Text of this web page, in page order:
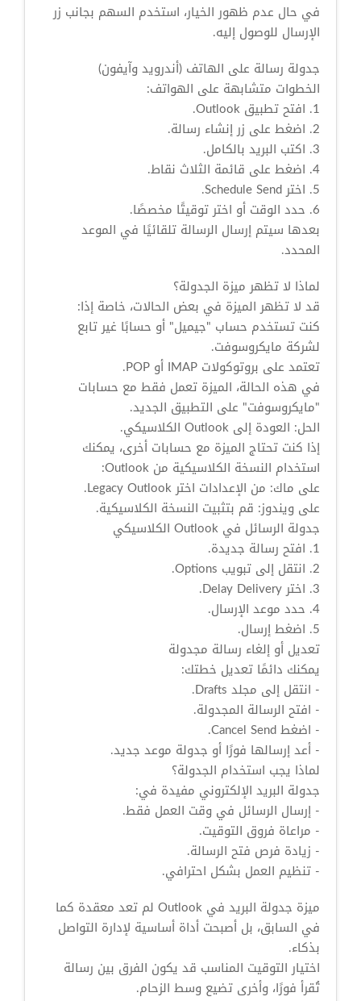
في حال عدم ظهور الخيار، استخدم السهم بجانب زر
الإرسال للوصول إليه.
جدولة رسالة على الهاتف (أندرويد وآيفون)
الخطوات متشابهة على الهواتف:
1. افتح تطبيق Outlook.
2. اضغط على زر إنشاء رسالة.
3. اكتب البريد بالكامل.
4. اضغط على قائمة الثلاث نقاط.
5. اختر Schedule Send.
6. حدد الوقت أو اختر توقيتًا مخصصًا.
بعدها سيتم إرسال الرسالة تلقائيًا في الموعد
المحدد.
لماذا لا تظهر ميزة الجدولة؟
قد لا تظهر الميزة في بعض الحالات، خاصة إذا:
كنت تستخدم حساب "جيميل" أو حسابًا غير تابع
لشركة مايكروسوفت.
تعتمد على بروتوكولات IMAP أو POP.
في هذه الحالة، الميزة تعمل فقط مع حسابات
"مايكروسوفت" على التطبيق الجديد.
الحل: العودة إلى Outlook الكلاسيكي.
إذا كنت تحتاج الميزة مع حسابات أخرى، يمكنك
استخدام النسخة الكلاسيكية من Outlook:
على ماك: من الإعدادات اختر Legacy Outlook.
على ويندوز: قم بتثبيت النسخة الكلاسيكية.
جدولة الرسائل في Outlook الكلاسيكي
1. افتح رسالة جديدة.
2. انتقل إلى تبويب Options.
3. اختر Delay Delivery.
4. حدد موعد الإرسال.
5. اضغط إرسال.
تعديل أو إلغاء رسالة مجدولة
يمكنك دائمًا تعديل خطتك:
- انتقل إلى مجلد Drafts.
- افتح الرسالة المجدولة.
- اضغط Cancel Send.
- أعد إرسالها فورًا أو جدولة موعد جديد.
لماذا يجب استخدام الجدولة؟
جدولة البريد الإلكتروني مفيدة في:
- إرسال الرسائل في وقت العمل فقط.
- مراعاة فروق التوقيت.
- زيادة فرص فتح الرسالة.
- تنظيم العمل بشكل احترافي.
ميزة جدولة البريد في Outlook لم تعد معقدة كما
في السابق، بل أصبحت أداة أساسية لإدارة التواصل
بذكاء.
اختيار التوقيت المناسب قد يكون الفرق بين رسالة
تُقرأ فورًا، وأخرى تضيع وسط الزحام.